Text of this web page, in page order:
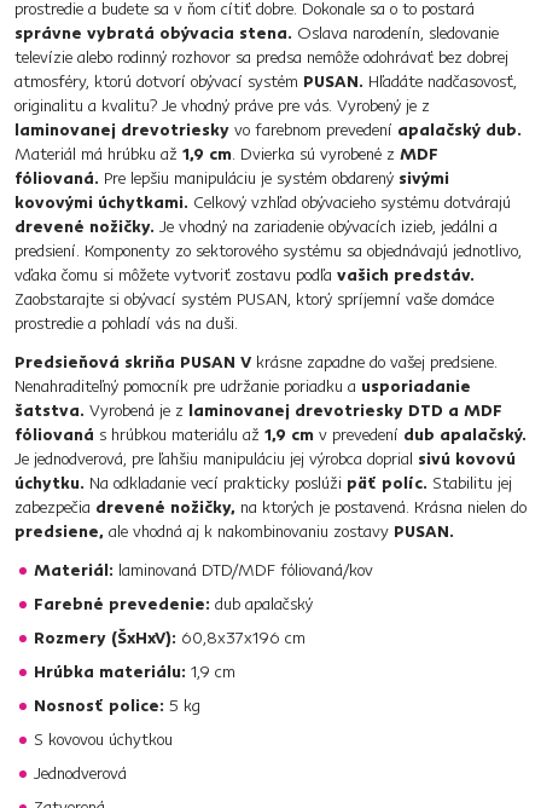
prostredie a budete sa v ňom cítiť dobre. Dokonale sa o to postará
správne vybratá obývacia stena. Oslava narodenín, sledovanie
televízie alebo rodinný rozhovor sa predsa nemôže odohrávať bez dobrej
atmosféry, ktorú dotvorí obývací systém PUSAN. Hľadáte nadčasovosť,
originalitu a kvalitu? Je vhodný práve pre vás. Vyrobený je z
laminovanej drevotriesky vo farebnom prevedení apalačský dub.
Materiál má hrúbku až 1,9 cm. Dvierka sú vyrobené z MDF
fóliovaná. Pre lepšiu manipuláciu je systém obdarený sivými
kovovými úchytkami. Celkový vzhľad obývacieho systému dotvárajú
drevené nožičky. Je vhodný na zariadenie obývacích izieb, jedálni a
predsiení. Komponenty zo sektorového systému sa objednávajú jednotlivo,
vďaka čomu si môžete vytvoriť zostavu podľa vašich predstáv.
Zaobstarajte si obývací systém PUSAN, ktorý spríjemní vaše domáce
prostredie a pohladí vás na duši.
Predsieňová skriňa PUSAN V krásne zapadne do vašej predsiene.
Nenahraditeľný pomocník pre udržanie poriadku a usporiadanie
šatstva. Vyrobená je z laminovanej drevotriesky DTD a MDF
fóliovaná s hrúbkou materiálu až 1,9 cm v prevedení dub apalačský.
Je jednodverová, pre ľahšiu manipuláciu jej výrobca doprial sivú kovovú
úchytku. Na odkladanie vecí prakticky poslúži päť políc. Stabilitu jej
zabezpečia drevené nožičky, na ktorých je postavená. Krásna nielen do
predsiene, ale vhodná aj k nakombinovaniu zostavy PUSAN.
Materiál: laminovaná DTD/MDF fóliovaná/kov
Farebné prevedenie: dub apalačský
Rozmery (ŠxHxV): 60,8x37x196 cm
Hrúbka materiálu: 1,9 cm
Nosnosť police: 5 kg
S kovovou úchytkou
Jednodverová